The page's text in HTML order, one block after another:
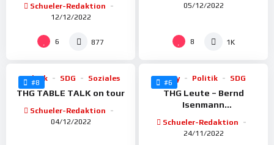
Schueler-Redaktion
12/12/2022
6 877
05/12/2022
8 1K
#8
%
Politik SDG Soziales
THG TABLE TALK on tour
Schueler-Redaktion
04/12/2022
#6
BoGy Politik SDG
THG Leute – Bernd
Isenmann
HEILRBONN
Schueler-Redaktion
24/11/2022